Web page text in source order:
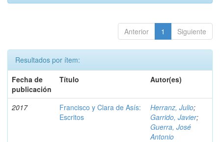
Anterior 1 Siguiente
Resultados por ítem:
Fecha de
publicación
Título Autor(es)
2017
Francisco y Clara de Asís:
Escritos
Herranz, Julio;
Garrido, Javier;
Guerra, José
Antonio